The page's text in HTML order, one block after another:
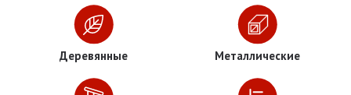
Деревянные Металлические